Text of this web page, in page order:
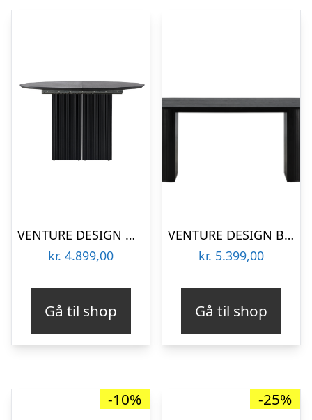
VENTURE DESIGN Matilda spisebord, m. udtræk – sort MDF med finér (Ø130/180)
kr. 4.899,00
Gå til shop
VENTURE DESIGN Bianca spisebord, oval – sort finér (200×90)
kr. 5.399,00
Gå til shop
-10% -25%